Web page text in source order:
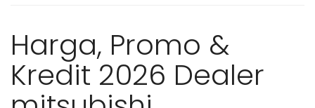
Harga, Promo &
Kredit 2026 Dealer